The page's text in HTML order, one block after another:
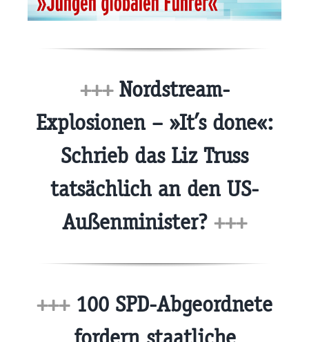
+++Nordstream-
Explosionen – »It’s done«:
Schrieb das Liz Truss
tatsächlich an den US-
Außenminister? +++
+++100 SPD-Abgeordnete